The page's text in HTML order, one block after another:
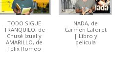
TODO SIGUE
TRANQUILO, de
Chusé Izuel y
AMARILLO, de
Félix Romeo
NADA, de
Carmen Laforet
| Libro y
película